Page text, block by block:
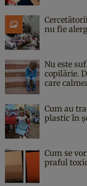
nu fie
Nu este
copilărie.
care
Cum au
plastic în
Cum se
praful